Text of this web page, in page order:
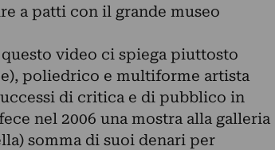
a patti con il grande museo
questo video ci spiega piuttosto
poliedrico e multiforme artista
di critica e di pubblico in
nel 2006 una mostra alla galleria
somma di suoi denari per